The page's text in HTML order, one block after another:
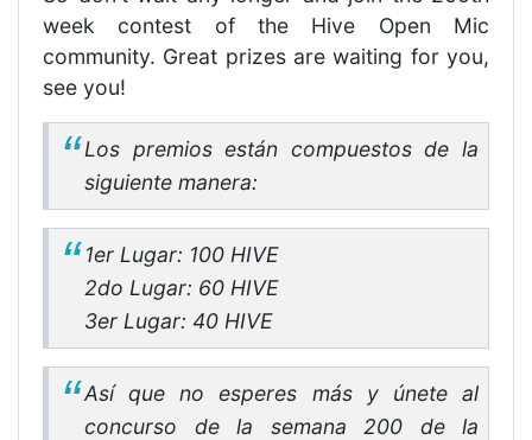
week contest of the Hive Open Mic
community. Great prizes are waiting for you,
see you!
Los premios están compuestos de la
siguiente manera:
1er Lugar: 100 HIVE
2do Lugar: 60 HIVE
3er Lugar: 40 HIVE
Así que no esperes más y únete al
concurso de la semana 200 de la